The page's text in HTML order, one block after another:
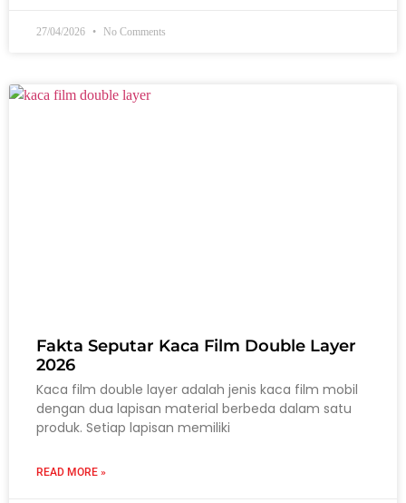
27/04/2026 No Comments
Fakta Seputar Kaca Film Double Layer
2026
Kaca film double layer adalah jenis kaca film mobil
dengan dua lapisan material berbeda dalam satu
produk. Setiap lapisan memiliki
READ MORE »